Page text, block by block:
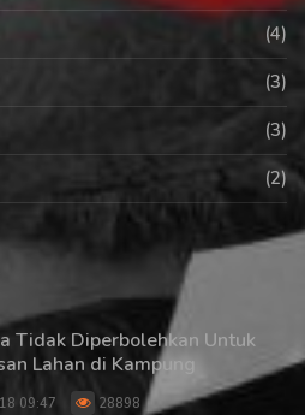
(4)
(3)
(3)
(2)
Tidak Diperbolehkan Untuk
Lahan di Kampung
09:47 28898